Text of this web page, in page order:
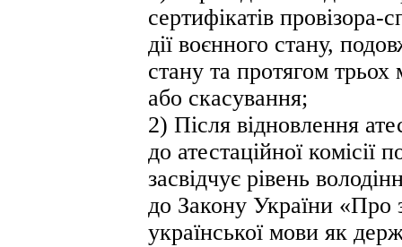
сертифікатів провізора-
дії воєнного стану,
стану та протягом
або скасування;
2) Після відновлення
до атестаційної комісії
засвідчує рівень
до Закону України «Про
української мови як